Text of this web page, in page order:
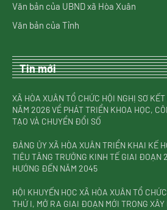
Văn bản của UBND xã Hòa Xuân
Văn bản của Tỉnh
Tin mới
XÃ HÒA XUÂN TỔ CHỨC HỘI NGHỊ SƠ
NĂM 2026 VỀ PHÁT TRIỂN KHOA HỌC,
TẠO VÀ CHUYỂN ĐỔI SỐ
ĐẢNG ỦY XÃ HÒA XUÂN TRIỂN KHAI KẾ
TIÊU TĂNG TRƯỞNG KINH TẾ GIAI
HƯỚNG ĐẾN NĂM 2045
HỘI KHUYẾN HỌC XÃ HÒA XUÂN TỔ
THỨ I, MỞ RA GIAI ĐOẠN MỚI TRONG